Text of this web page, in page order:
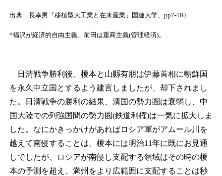
出典 長幸男『移植型大工業と在来産業』国連大学、pp7-10）
*福沢が経済的自由主義、前田は重商主義(管理経済)。
日清戦争勝利後、榎本と山縣有朋は伊藤首相に朝鮮国
を永久中立国とするよう建言しましたが、却下されまし
た。日清戦争の勝利の結果、清国の勢力圏は衰弱し、中
国大陸での列強国間の勢力圏(鉄道利権)は一気に拡大しま
した。なにかきっかけがあればロシア軍がアムール川を
越えて南侵することは、榎本には明治11年に既にお見通
しでしたが、ロシアが南侵し支配する領域はその時の榎
本の予測を超え、満州をより広範囲に支配することは秒